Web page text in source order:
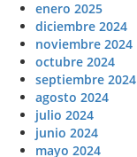
enero 2025
diciembre 2024
noviembre 2024
octubre 2024
septiembre 2024
agosto 2024
julio 2024
junio 2024
mayo 2024